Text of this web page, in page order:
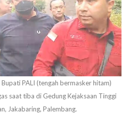
PALI (tengah bermasker hitam)
saat tiba di Gedung Kejaksaan Tinggi
Jakabaring, Palembang.